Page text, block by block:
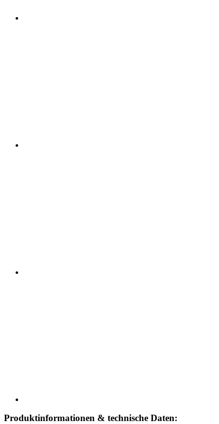
Produktinformationen & technische Daten: